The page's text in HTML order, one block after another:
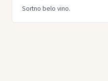
Sortno belo vino.